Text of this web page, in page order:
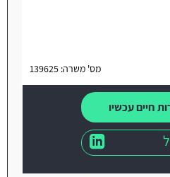
מס' משרה: 139625
חיים עכשיו